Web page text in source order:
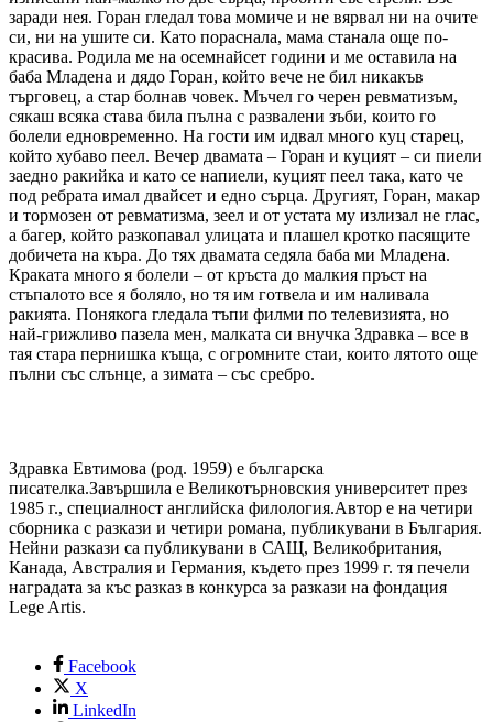
заради нея. Горан гледал това момиче и не вярвал ни на очите
си, ни на ушите си. Като пораснала, мама станала още по-
красива. Родила ме на осемнайсет години и ме оставила на
баба Младена и дядо Горан, който вече не бил никакъв
търговец, а стар болнав човек. Мъчел го черен ревматизъм,
сякаш всяка става била пълна с развалени зъби, които го
болели едновременно. На гости им идвал много куц старец,
който хубаво пеел. Вечер двамата – Горан и куцият – си пиели
заедно ракийка и като се напиели, куцият пеел така, като че
под ребрата имал двайсет и едно сърца. Другият, Горан, макар
и тормозен от ревматизма, зеел и от устата му излизал не глас,
а багер, който разкопавал улицата и плашел кротко пасящите
добичета на къра. До тях двамата седяла баба ми Младена.
Краката много я болели – от кръста до малкия пръст на
стъпалото все я боляло, но тя им готвела и им наливала
ракията. Понякога гледала тъпи филми по телевизията, но
най-грижливо пазела мен, малката си внучка Здравка – все в
тая стара пернишка къща, с огромните стаи, които лятото още
пълни със слънце, а зимата – със сребро.
Здравка Евтимова (род. 1959) е българска
писателка.Завършила е Великотърновския университет през
1985 г., специалност английска филология.Автор е на четири
сборника с разкази и четири романа, публикувани в България.
Нейни разкази са публикувани в САЩ, Великобритания,
Канада, Австралия и Германия, където през 1999 г. тя печели
наградата за къс разказ в конкурса за разкази на фондация
Lege Artis.
Facebook
X
LinkedIn